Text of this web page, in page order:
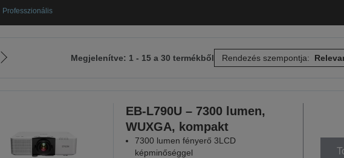
Professzionális
Következő
Megjelenítve: 1 - 15 a 30 termékből Rendezés szempontja:
EB-L790U – 7300 lumen,
WUXGA, kompakt
7300 lumen fényerő 3LCD
képminőséggel